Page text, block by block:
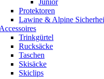
Junior
Protektoren
Lawine & Alpine
Accessoires
Trinkgürtel
Rucksäcke
Taschen
Skisäcke
Skiclips